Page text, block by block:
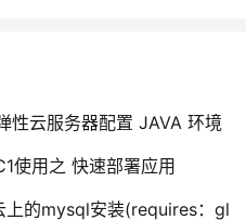
性云服务器配置 JAVA 环境
使用之 快速部署应用
上的mysql安装(requires：gl